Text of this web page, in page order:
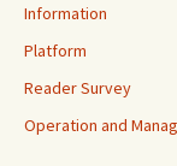
Information
Platform
Reader Survey
Operation and